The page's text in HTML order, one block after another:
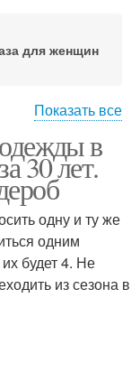
для женщин
для женщин
мода
Показать все
в
30 лет.
одну и ту же
одним
будет 4. Не
из сезона в